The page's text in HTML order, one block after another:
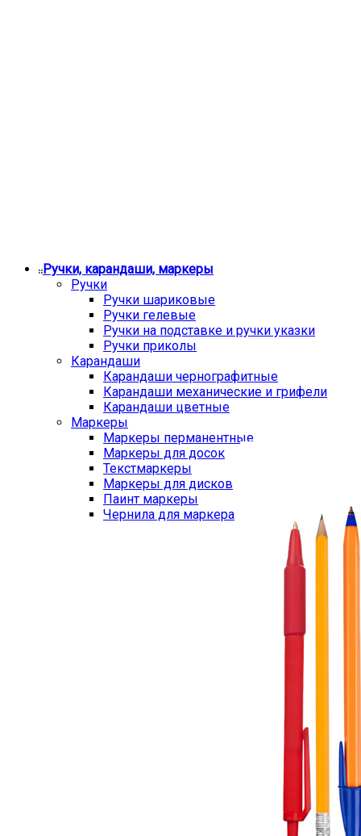
Ручки, карандаши, маркеры
Ручки
Ручки шариковые
Ручки гелевые
Ручки на подставке и ручки указки
Ручки приколы
Карандаши
Карандаши чернографитные
Карандаши механические и грифели
Карандаши цветные
Маркеры
Маркеры перманентные
Маркеры для досок
Текстмаркеры
Маркеры для дисков
Паинт маркеры
Чернила для маркера